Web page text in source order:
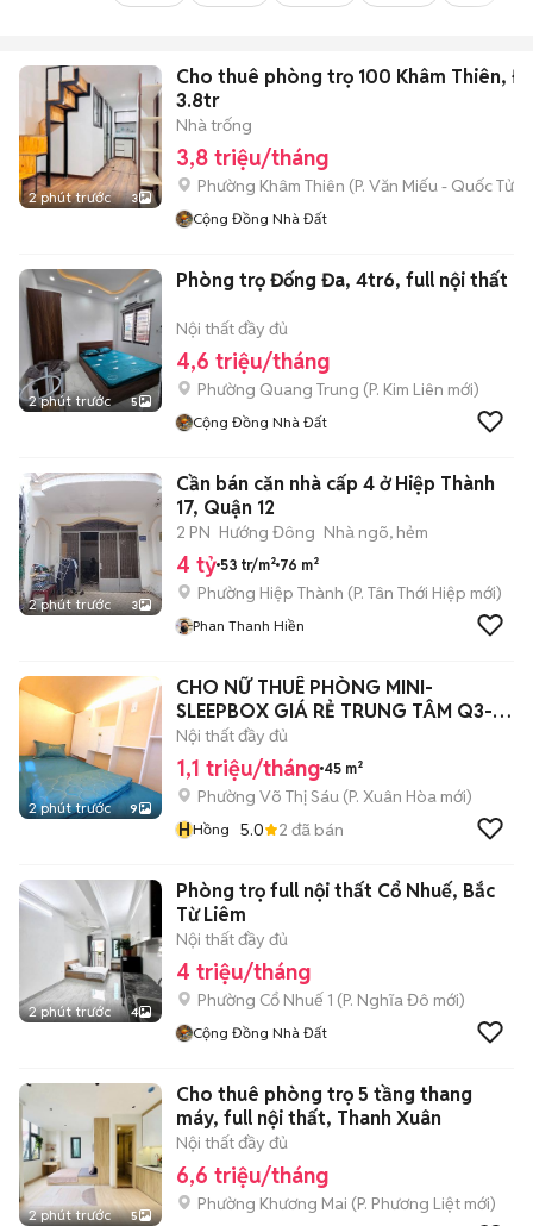
2 phút trước 3
Cho thuê phòng trọ 100 Khâm Thiên,
3.8tr
Nhà trống
3,8 triệu/tháng
Phường Khâm Thiên (P. Văn Miếu - Quốc Tử
Cộng Đồng Nhà Đất
2 phút trước 5
Phòng trọ Đống Đa, 4tr6, full nội thất
Nội thất đầy đủ
4,6 triệu/tháng
Phường Quang Trung (P. Kim Liên mới)
Cộng Đồng Nhà Đất
2 phút trước 3
Cần bán căn nhà cấp 4 ở Hiệp Thành
17, Quận 12
2 PN Hướng Đông Nhà ngõ, hẻm
4 tỷ 53 tr/m² 76 m²
Phường Hiệp Thành (P. Tân Thới Hiệp mới)
Phan Thanh Hiền
2 phút trước 9
CHO NỮ THUÊ PHÒNG MINI-
SLEEPBOX GIÁ RẺ TRUNG TÂM Q3-
Q1
Nội thất đầy đủ
1,1 triệu/tháng 45 m²
Phường Võ Thị Sáu (P. Xuân Hòa mới)
HHồng 5.0 2 đã bán
2 phút trước 4
Phòng trọ full nội thất Cổ Nhuế, Bắc
Từ Liêm
Nội thất đầy đủ
4 triệu/tháng
Phường Cổ Nhuế 1 (P. Nghĩa Đô mới)
Cộng Đồng Nhà Đất
2 phút trước 5
Cho thuê phòng trọ 5 tầng thang
máy, full nội thất, Thanh Xuân
Nội thất đầy đủ
6,6 triệu/tháng
Phường Khương Mai (P. Phương Liệt mới)